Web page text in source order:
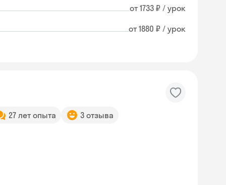
от 1733 ₽ / урок
от 1880 ₽ / урок
27 лет опыта 3 отзыва